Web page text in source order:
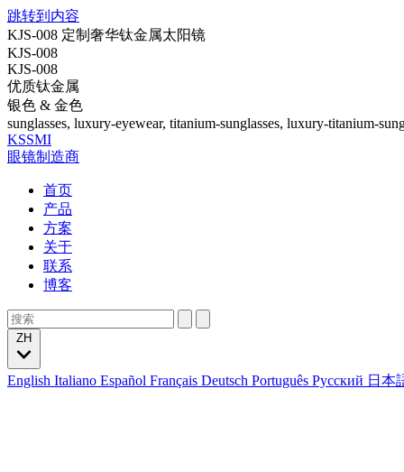
跳转到内容
KJS-008 定制奢华钛金属太阳镜
KJS-008
KJS-008
优质钛金属
银色 & 金色
sunglasses, luxury-eyewear, titanium-sunglasses, luxury-titanium-
KSSMI
眼镜制造商
首页
产品
方案
关于
联系
博客
English Italiano Español Français Deutsch Português Русский 日本